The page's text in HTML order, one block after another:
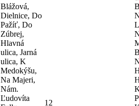
Blážová,
Dielnice, Do
Pažíť, Do
Zúbrej,
Hlavná
ulica, Jarná
ulica, K
Medokýšu,
Na Majeri,
Nám.
Ľudovíta
12